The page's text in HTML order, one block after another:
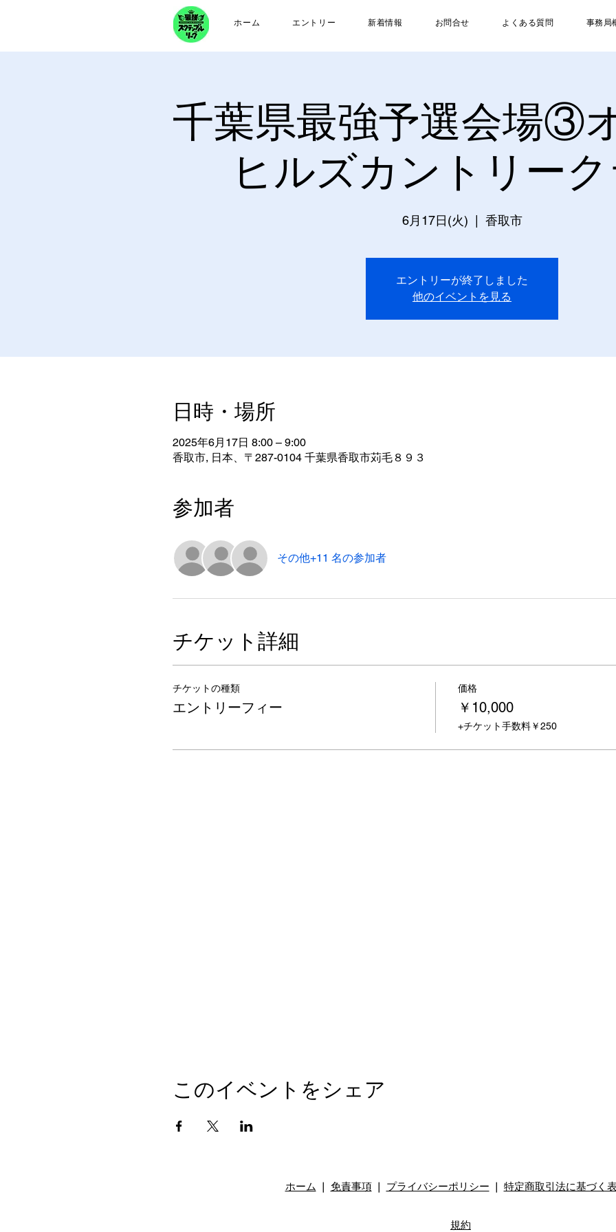
ホーム エントリー 新着情報 お問合せ よくある質問 事務局
千葉県最強予選会場③
ヒルズカントリー
6月17日(火) 香取市
エントリーが終了しました
他のイベントを見る
日時・場所
2025年6月17日 8:00 – 9:00
香取市, 日本、〒287-0104 千葉県香取市苅毛８９３
参加者
その他+11 名の参加者
チケット詳細
チケットの種類
エントリーフィー
価格
￥10,000
+チケット手数料￥250
このイベントをシェア
ホーム ❘ 免責事項❘ プライバシーポリシー ❘ 特定商取引法に基づく
規約